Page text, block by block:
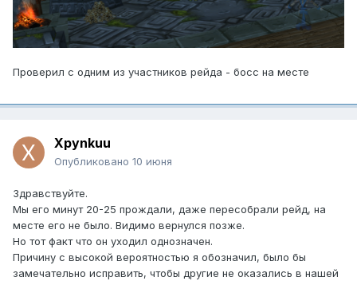
Проверил с одним из участников рейда - босс на месте
Xpynkuu
Опубликовано 10 июня
Здравствуйте.
Мы его минут 20-25 прождали, даже пересобрали рейд, на
месте его не было. Видимо вернулся позже.
Но тот факт что он уходил однозначен.
Причину с высокой вероятностью я обозначил, было бы
замечательно исправить, чтобы другие не оказались в нашей